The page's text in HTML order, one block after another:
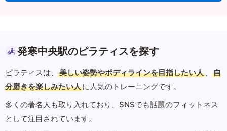
発寒中央駅のピラティスを探す
ピラティスは、 美しい姿勢やボディラインを目指したい人 、
自
分磨きを楽しみたい人に人気のトレーニングです。
多くの著名人も取り入れており、SNSでも話題のフィットネス
として注目されています。